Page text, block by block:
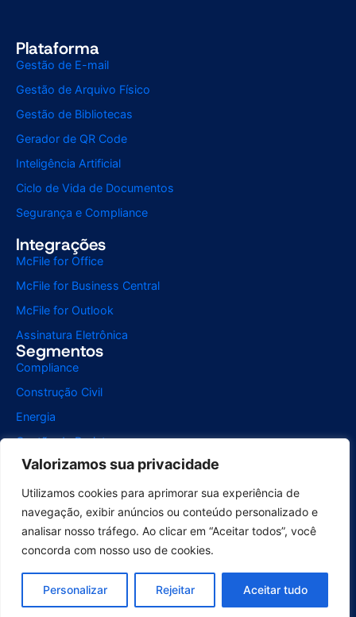
Valorizamos sua privacidade
Utilizamos cookies para aprimorar sua experiência de
navegação, exibir anúncios ou conteúdo personalizado e
analisar nosso tráfego. Ao clicar em “Aceitar todos”, você
concorda com nosso uso de cookies.
Personalizar Rejeitar Aceitar tudo
Plataforma
Gestão de E-mail
Gestão de Arquivo Físico
Gestão de Bibliotecas
Gerador de QR Code
Inteligência Artificial
Ciclo de Vida de Documentos
Segurança e Compliance
Integrações
McFile for Office
McFile for Business Central
McFile for Outlook
Assinatura Eletrônica
Segmentos
Compliance
Construção Civil
Energia
Gestão de Projetos
Instituição de Ensino
Jurídico
Recursos Humanos
Saúde
Varejo